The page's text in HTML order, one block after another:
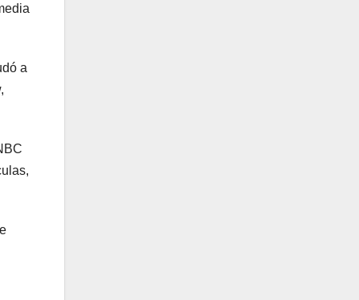
a